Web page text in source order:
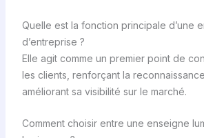
Quelle est la fonction principale d’une
d’entreprise ?
Elle agit comme un premier point de
les clients, renforçant la
améliorant sa visibilité sur le marché.
Comment choisir entre une enseigne